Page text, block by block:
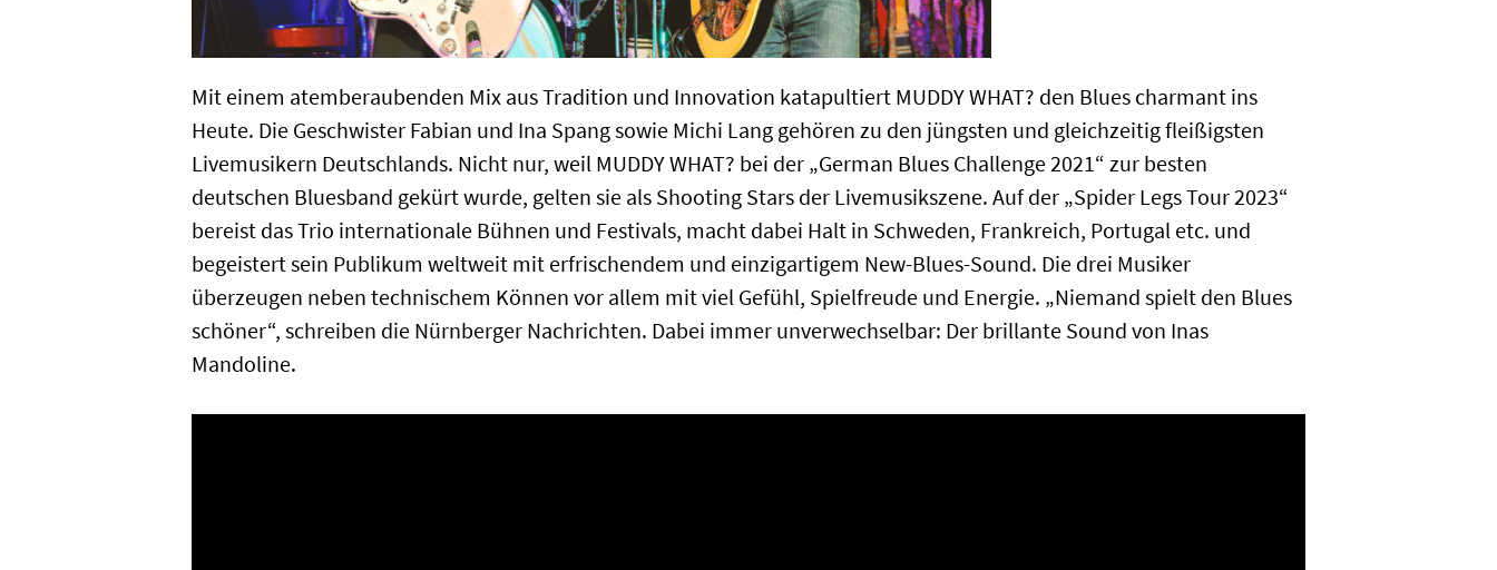
Mit einem atemberaubenden Mix aus Tradition und Innovation katapultiert MUDDY WHAT? den Blues charmant ins
Heute. Die Geschwister Fabian und Ina Spang sowie Michi Lang gehören zu den jüngsten und gleichzeitig fleißigsten
Livemusikern Deutschlands. Nicht nur, weil MUDDY WHAT? bei der „German Blues Challenge 2021“ zur besten
deutschen Bluesband gekürt wurde, gelten sie als Shooting Stars der Livemusikszene. Auf der „Spider Legs Tour 2023“
bereist das Trio internationale Bühnen und Festivals, macht dabei Halt in Schweden, Frankreich, Portugal etc. und
begeistert sein Publikum weltweit mit erfrischendem und einzigartigem New-Blues-Sound. Die drei Musiker
überzeugen neben technischem Können vor allem mit viel Gefühl, Spielfreude und Energie. „Niemand spielt den Blues
schöner“, schreiben die Nürnberger Nachrichten. Dabei immer unverwechselbar: Der brillante Sound von Inas
Mandoline.